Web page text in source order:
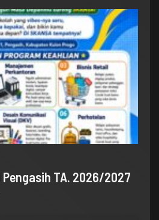
Pengasih TA. 2026/2027